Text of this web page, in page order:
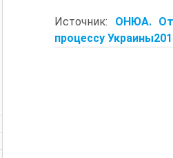
Источник: ОНЮА.
процессу